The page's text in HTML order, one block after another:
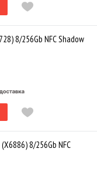
8/256Gb NFC Shadow
8/256Gb NFC